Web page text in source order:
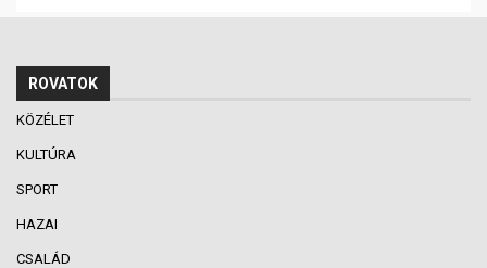
ROVATOK
KÖZÉLET
KULTÚRA
SPORT
HAZAI
CSALÁD